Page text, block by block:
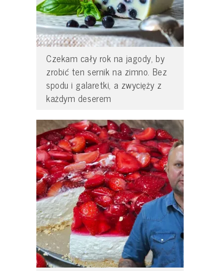
Czekam cały rok na jagody, by
zrobić ten sernik na zimno. Bez
spodu i galaretki, a zwycięży z
każdym deserem